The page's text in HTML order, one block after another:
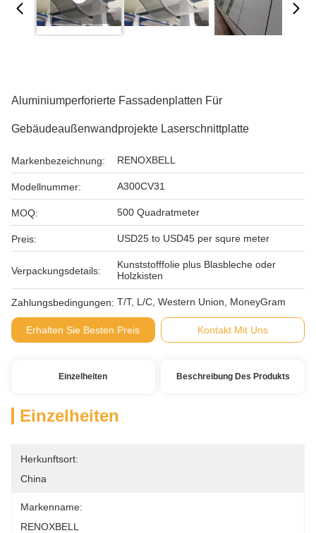
Aluminiumperforierte Fassadenplatten Für
Gebäudeaußenwandprojekte Laserschnittplatte
Markenbezeichnung: RENOXBELL
Modellnummer: A300CV31
MOQ: 500 Quadratmeter
Preis: USD25 to USD45 per squre meter
Verpackungsdetails:
Kunststofffolie plus Blasbleche oder
Holzkisten
Zahlungsbedingungen: T/T, L/C, Western Union, MoneyGram
Erhalten Sie Besten Preis Kontakt Mit Uns
Einzelheiten Beschreibung Des Produkts
Einzelheiten
Herkunftsort:
China
Markenname:
RENOXBELL